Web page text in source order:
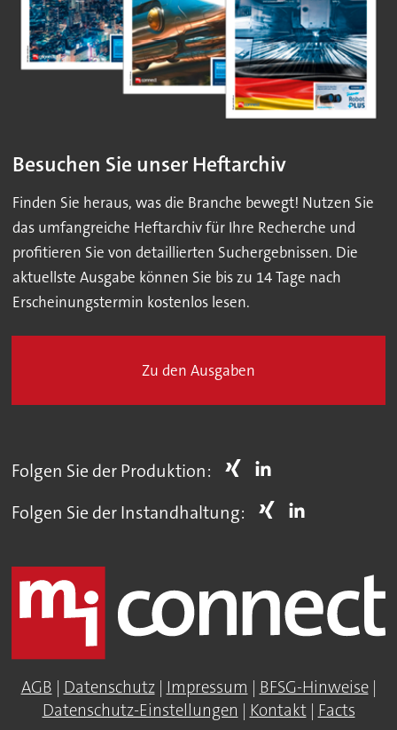
Besuchen Sie unser Heftarchiv
Finden Sie heraus, was die Branche bewegt! Nutzen Sie
das umfangreiche Heftarchiv für Ihre Recherche und
profitieren Sie von detaillierten Suchergebnissen. Die
aktuellste Ausgabe können Sie bis zu 14 Tage nach
Erscheinungstermin kostenlos lesen.
Zu den Ausgaben
Folgen Sie der Produktion:
Folgen Sie der Instandhaltung:
AGB | Datenschutz| Impressum | BFSG-Hinweise|
Datenschutz-Einstellungen | Kontakt| Facts